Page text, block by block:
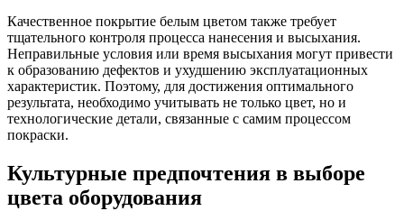
Качественное покрытие белым цветом также требует
тщательного контроля процесса нанесения и высыхания.
Неправильные условия или время высыхания могут привести
к образованию дефектов и ухудшению эксплуатационных
характеристик. Поэтому, для достижения оптимального
результата, необходимо учитывать не только цвет, но и
технологические детали, связанные с самим процессом
покраски.
Культурные предпочтения в выборе
цвета оборудования